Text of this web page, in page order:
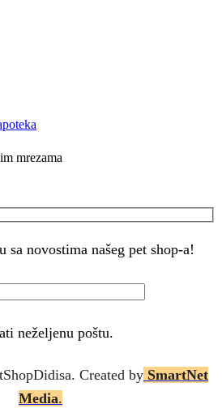
mrezama
novostima našeg pet shop-a!
neželjenu poštu.
. Created by SmartNet
Media.